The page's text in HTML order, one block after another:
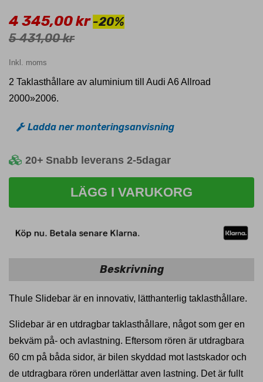
4 345,00 kr -20%
5 431,00 kr
Inkl. moms
2 Taklasthållare av aluminium till Audi A6 Allroad
2000»2006.
Ladda ner monteringsanvisning
20+ Snabb leverans 2-5dagar
LÄGG I VARUKORG
Beskrivning
Thule Slidebar är en innovativ, lätthanterlig taklasthållare.
Slidebar är en utdragbar taklasthållare, något som ger en
bekväm på- och avlastning. Eftersom rören är utdragbara
60 cm på båda sidor, är bilen skyddad mot lastskador och
de utdragbara rören underlättar aven lastning. Det är fullt